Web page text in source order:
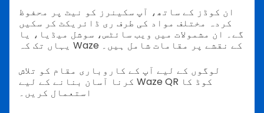
ان کوڈز کے ساتھ، آپ سکینرز کو نیٹ پر محفوظ
کردہ مختلف مواد کی طرف ری ڈائریکٹ کر سکیں
گے۔ ان مشمولات میں ویب سائٹس، سوشل میڈیا، یا
یہاں تک کہ Waze کے نقشے پر مقامات شامل ہیں۔
لوگوں کے لیے آپ کے کاروباری مقام کو تلاش
کرنا آسان بنانے کے لیے Waze QR کوڈ کا
استعمال کریں۔